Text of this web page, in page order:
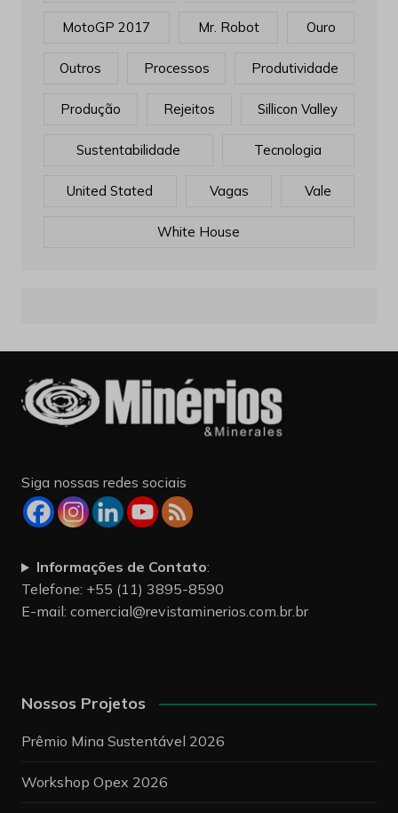
MotoGP 2017 Mr. Robot Ouro
Outros Processos Produtividade
Produção Rejeitos Sillicon Valley
Sustentabilidade Tecnologia
United Stated Vagas Vale
White House
Siga nossas redes sociais
Informações de Contato:
Telefone: +55 (11) 3895-8590
E-mail: comercial@revistaminerios.com.br.br
Nossos Projetos
Prêmio Mina Sustentável 2026
Workshop Opex 2026